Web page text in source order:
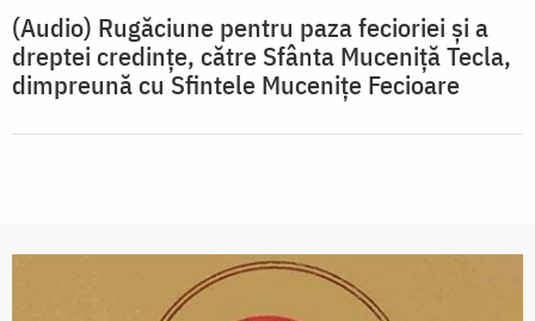
(Audio) Rugăciune pentru paza fecioriei și a
dreptei credințe, către Sfânta Muceniță Tecla,
dimpreună cu Sfintele Mucenițe Fecioare